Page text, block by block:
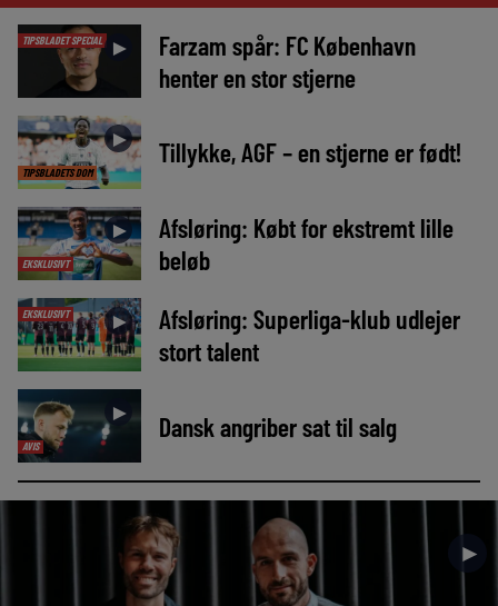
TIPSBLADET SPECIAL ►
Farzam spår: FC København
henter en stor stjerne
TIPSBLADETS DOM
► Tillykke, AGF – en stjerne er født!
EKSKLUSIVT
►
Afsløring: Købt for ekstremt lille
beløb
EKSKLUSIVT ►
Afsløring: Superliga-klub udlejer
stort talent
AVIS
► Dansk angriber sat til salg
►